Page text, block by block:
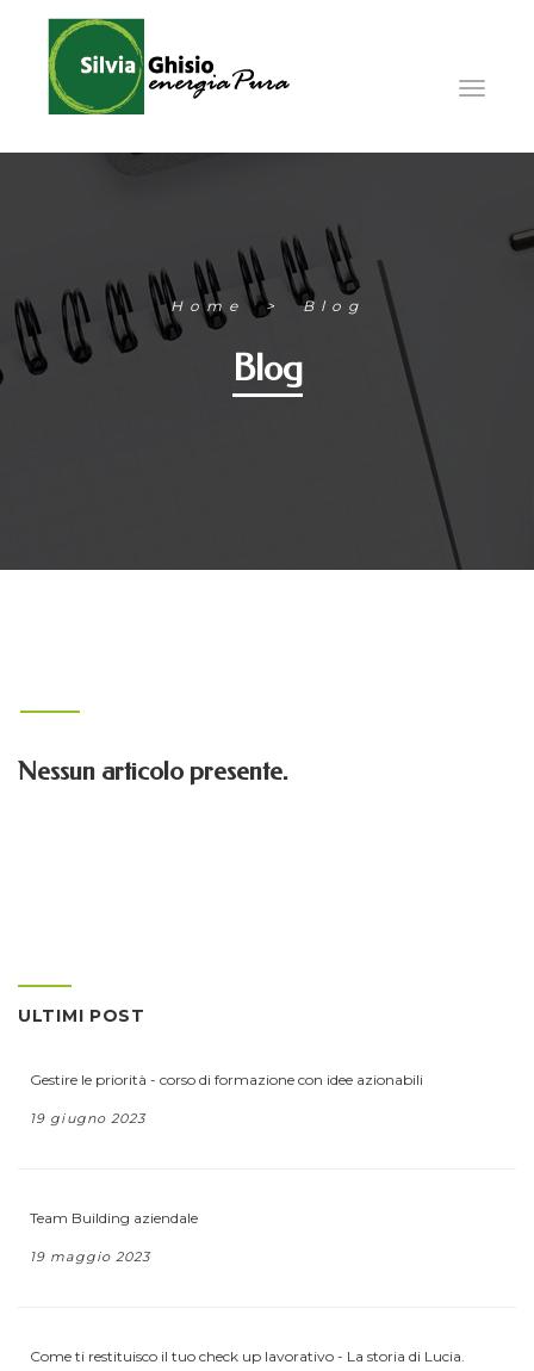
Home Blog
Blog
Nessun articolo presente.
ULTIMI POST
Gestire le priorità - corso di formazione con idee azionabili
19 giugno 2023
Team Building aziendale
19 maggio 2023
Come ti restituisco il tuo check up lavorativo - La storia di Lucia.